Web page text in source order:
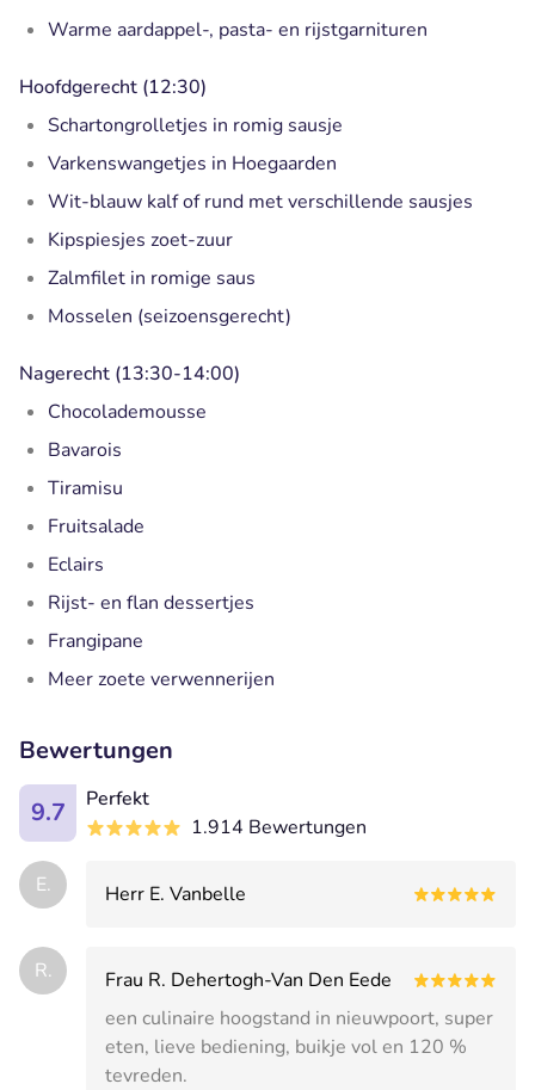
Warme aardappel-, pasta- en rijstgarnituren
Hoofdgerecht (12:30)
Schartongrolletjes in romig sausje
Varkenswangetjes in Hoegaarden
Wit-blauw kalf ofrund met verschillende sausjes
Kipspiesjes zoet-zuur
Zalmfilet in romige saus
Mosselen (seizoensgerecht)
Nagerecht (13:30-14:00)
Chocolademousse
Bavarois
Tiramisu
Fruitsalade
Eclairs
Rijst- en flan dessertjes
Frangipane
Meer zoete verwennerijen
Bewertungen
9.7
Perfekt
1.914 Bewertungen
E. Herr E. Vanbelle
R.
Frau R. Dehertogh-Van Den Eede
een culinaire hoogstand in nieuwpoort, super
eten, lieve bediening, buikje vol en 120 %
tevreden.